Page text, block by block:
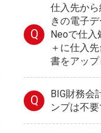
Q
仕入先か
きの電子
Neoで仕入
＋に仕入
書をアッ
Q
BIG財務会
ンプは不要